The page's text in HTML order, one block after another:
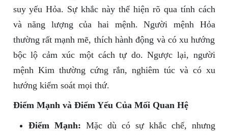
suy yếu Hỏa. Sự khắc này thể hiện rõ qua tính cách
và năng lượng của hai mệnh. Người mệnh Hỏa
thường rất mạnh mẽ, thích hành động và có xu hướng
bộc lộ cảm xúc một cách tự do. Ngược lại, người
mệnh Kim thường cứng rắn, nghiêm túc và có xu
hướng kiểm soát mọi thứ.
Điểm Mạnh và Điểm Yếu Của Mối Quan Hệ
Điểm Mạnh: Mặc dù có sự khắc chế, nhưng